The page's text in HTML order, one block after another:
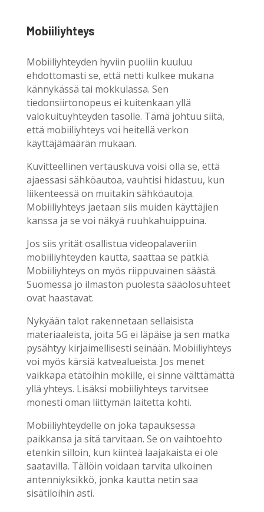
Mobiiliyhteys
Mobiiliyhteyden hyviin puoliin kuuluu
ehdottomasti se, että netti kulkee mukana
kännykässä tai mokkulassa. Sen
tiedonsiirtonopeus ei kuitenkaan yllä
valokuituyhteyden tasolle. Tämä johtuu siitä,
että mobiiliyhteys voi heitellä verkon
käyttäjämäärän mukaan.
Kuvitteellinen vertauskuva voisi olla se, että
ajaessasi sähköautoa, vauhtisi hidastuu, kun
liikenteessä on muitakin sähköautoja.
Mobiiliyhteys jaetaan siis muiden käyttäjien
kanssa ja se voi näkyä ruuhkahuippuina.
Jos siis yrität osallistua videopalaveriin
mobiiliyhteyden kautta, saattaa se pätkiä.
Mobiiliyhteys on myös riippuvainen säästä.
Suomessa jo ilmaston puolesta sääolosuhteet
ovat haastavat.
Nykyään talot rakennetaan sellaisista
materiaaleista, joita 5G ei läpäise ja sen matka
pysähtyy kirjaimellisesti seinään. Mobiiliyhteys
voi myös kärsiä katvealueista. Jos menet
vaikkapa etätöihin mökille, ei sinne välttämättä
yllä yhteys. Lisäksi mobiiliyhteys tarvitsee
monesti oman liittymän laitetta kohti.
Mobiiliyhteydelle on joka tapauksessa
paikkansa ja sitä tarvitaan. Se on vaihtoehto
etenkin silloin, kun kiinteä laajakaista ei ole
saatavilla. Tällöin voidaan tarvita ulkoinen
antenniyksikkö, jonka kautta netin saa
sisätiloihin asti.